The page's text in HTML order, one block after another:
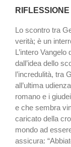
RIFLESSIONE
Lo scontro tra
verità; è un
L’intero
dall’idea dello
l’incredulità, tra
all’ultima
romano e i
e che sembra
caricato della
mondo ad
assicura: